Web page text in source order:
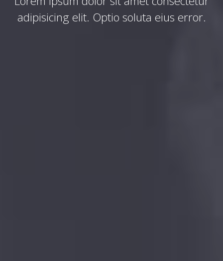
adipisicing elit. Optio soluta eius error.